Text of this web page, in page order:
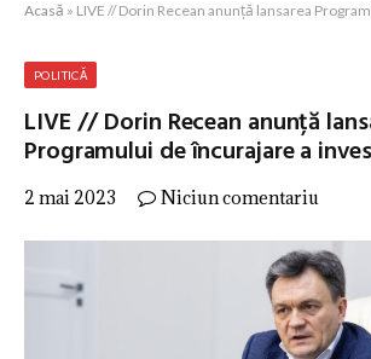
Acasă » LIVE // Dorin Recean anunță lansarea Programului de
POLITICĂ
LIVE // Dorin Recean anunță
Programului de încurajare a
2 mai 2023 Niciun comentariu